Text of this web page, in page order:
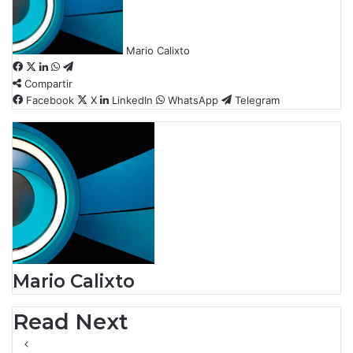
Mario Calixto
F
a
c
b
o
o
k
X L
i
n
d
I
n
W
h
a
A
p
p
l
a
m
Compartir
Facebook
X LinkedIn WhatsApp Telegram
Mario Calixto
Read Next